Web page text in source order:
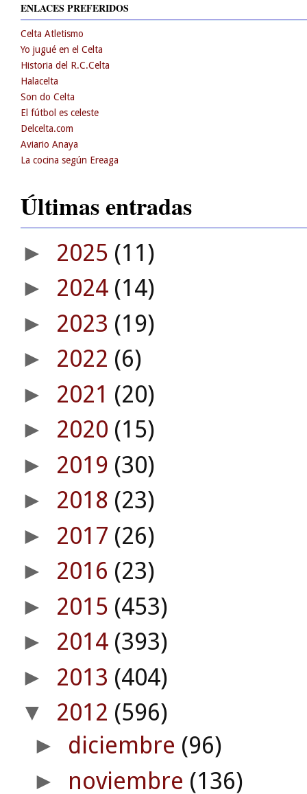
ENLACES PREFERIDOS
Celta Atletismo
Yo jugué en el Celta
Historia del R.C.Celta
Halacelta
Son do Celta
El fútbol es celeste
Delcelta.com
Aviario Anaya
La cocina según Ereaga
Últimas entradas
► 2025 (11)
► 2024 (14)
► 2023 (19)
► 2022 (6)
► 2021 (20)
► 2020 (15)
► 2019 (30)
► 2018 (23)
► 2017 (26)
► 2016 (23)
► 2015 (453)
► 2014 (393)
► 2013 (404)
▼ 2012 (596)
► diciembre (96)
► noviembre (136)